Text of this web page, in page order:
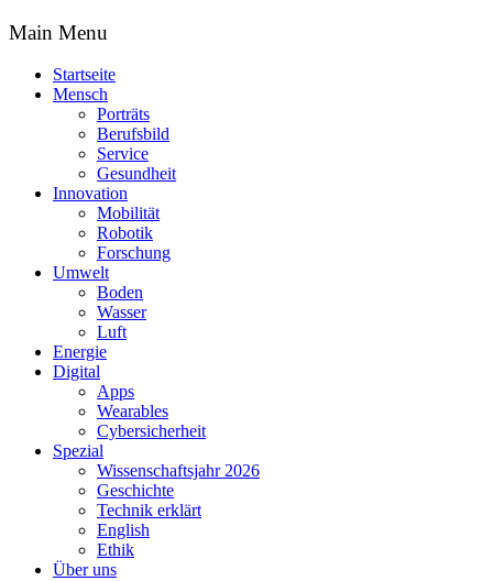
Main Menu
Startseite
Mensch
Porträts
Berufsbild
Service
Gesundheit
Innovation
Mobilität
Robotik
Forschung
Umwelt
Boden
Wasser
Luft
Energie
Digital
Apps
Wearables
Cybersicherheit
Spezial
Wissenschaftsjahr 2026
Geschichte
Technik erklärt
English
Ethik
Über uns